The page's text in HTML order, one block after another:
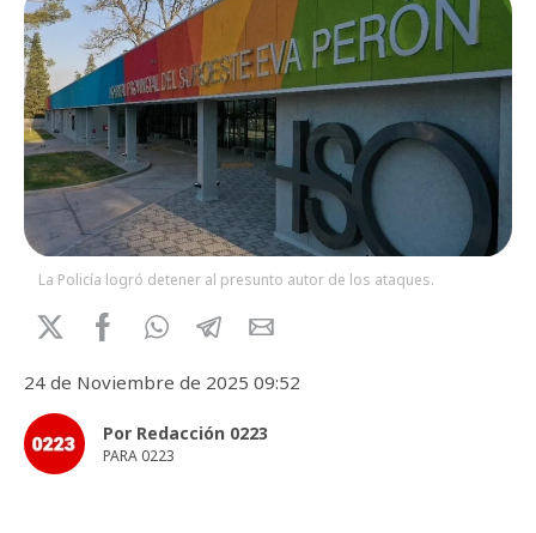
La Policía logró detener al presunto autor de los ataques.
24 de Noviembre de 2025 09:52
Por Redacción 0223
PARA 0223